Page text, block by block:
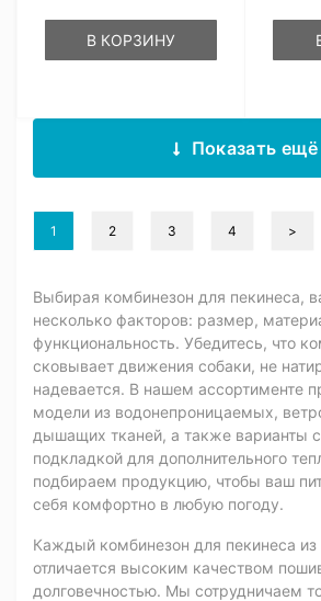
В КОРЗИНУ
Показать ещё
1 2 3 4 >
Выбирая комбинезон для пекинеса,
несколько факторов: размер,
функциональность. Убедитесь, что
сковывает движения собаки, не
надевается. В нашем ассортименте
модели из водонепроницаемых,
дышащих тканей, а также варианты
подкладкой для дополнительного
подбираем продукцию, чтобы ваш
себя комфортно в любую погоду.
Каждый комбинезон для пекинеса из
отличается высоким качеством
долговечностью. Мы сотрудничаем